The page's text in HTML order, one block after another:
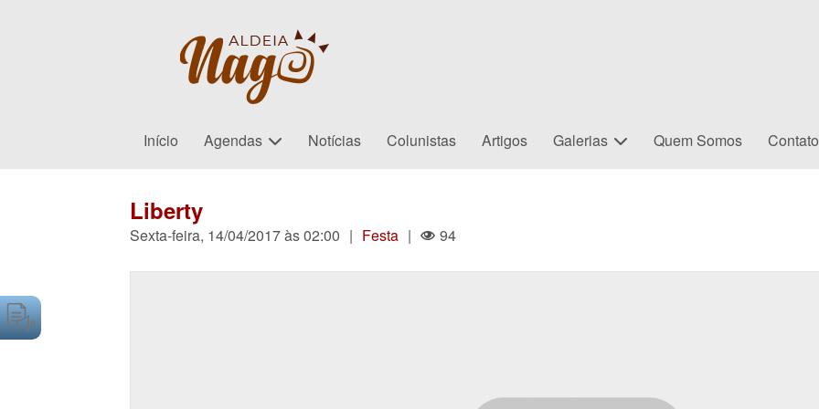
Início Agendas Notícias Colunistas Artigos Galerias Quem Somos Contato
Liberty
Sexta-feira, 14/04/2017 às 02:00 | Festa | 94